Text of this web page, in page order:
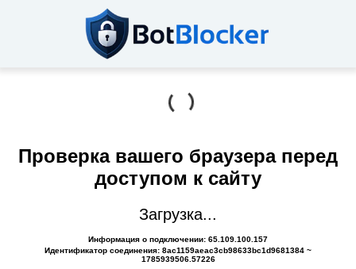
Проверка вашего браузера перед
доступом к сайту
Загрузка...
Информация о подключении: 65.109.100.157
Идентификатор соединения: 8ac1159aeac3cb98633bc1d9681384 ~
1785939506.57226